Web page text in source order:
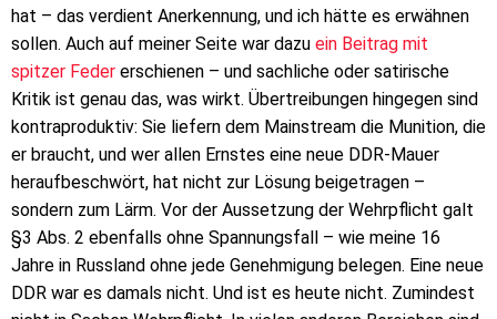
hat – das verdient Anerkennung, und ich hätte es erwähnen
sollen. Auch auf meiner Seite war dazu ein Beitrag mit
spitzer Feder erschienen – und sachliche oder satirische
Kritik ist genau das, was wirkt. Übertreibungen hingegen sind
kontraproduktiv: Sie liefern dem Mainstream die Munition, die
er braucht, und wer allen Ernstes eine neue DDR-Mauer
heraufbeschwört, hat nicht zur Lösung beigetragen –
sondern zum Lärm. Vor der Aussetzung der Wehrpflicht galt
§3 Abs. 2 ebenfalls ohne Spannungsfall – wie meine 16
Jahre in Russland ohne jede Genehmigung belegen. Eine neue
DDR war es damals nicht. Und ist es heute nicht. Zumindest